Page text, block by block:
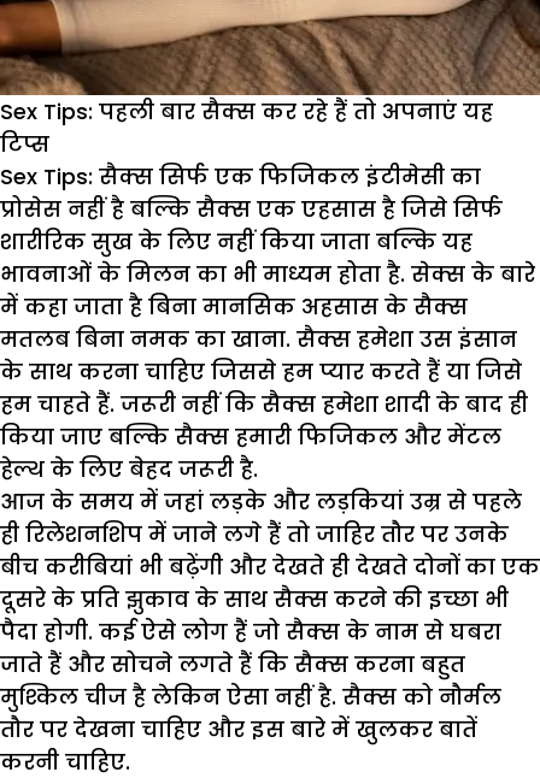
Sex Tips: पहली बार सैक्स कर रहे हैं तो अपनाएं यह
टिप्स
Sex Tips: सैक्स सिर्फ एक फिजिकल इंटीमेसी का
प्रोसेस नहीं है बल्कि सैक्स एक एहसास है जिसे सिर्फ
शारीरिक सुख के लिए नहीं किया जाता बल्कि यह
भावनाओं के मिलन का भी माध्यम होता है. सेक्स के बारे
में कहा जाता है बिना मानसिक अहसास के सैक्स
मतलब बिना नमक का खाना. सैक्स हमेशा उस इंसान
के साथ करना चाहिए जिससे हम प्यार करते हैं या जिसे
हम चाहते हैं. जरूरी नहीं कि सैक्स हमेशा शादी के बाद ही
किया जाए बल्कि सैक्स हमारी फिजिकल और मेंटल
हेल्थ के लिए बेहद जरूरी है.
आज के समय में जहां लड़के और लड़कियां उम्र से पहले
ही रिलेशनशिप में जाने लगे हैं तो जाहिर तौर पर उनके
बीच करीबियां भी बढ़ेंगी और देखते ही देखते दोनों का एक
दूसरे के प्रति झुकाव के साथ सैक्स करने की इच्छा भी
पैदा होगी. कई ऐसे लोग हैं जो सैक्स के नाम से घबरा
जाते हैं और सोचने लगते हैं कि सैक्स करना बहुत
मुश्किल चीज है लेकिन ऐसा नहीं है. सैक्स को नौर्मल
तौर पर देखना चाहिए और इस बारे में खुलकर बातें
करनी चाहिए.